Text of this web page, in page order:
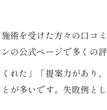
美容院の髪質改善キ
美容院で受けられる
話題の美容院キャン
美容院選びで重視し
術を受けた方々の口コ
の公式ページで多くの
れた」「提案力があ
が多いです。失敗例